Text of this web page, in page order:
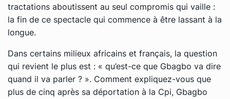
tractations aboutissent au seul compromis qui vaille :
la fin de ce spectacle qui commence à être lassant à la
longue.
Dans certains milieux africains et français, la question
qui revient le plus est : « qu’est-ce que Gbagbo va dire
quand il va parler ? ». Comment expliquez-vous que
plus de cinq après sa déportation à la Cpi, Gbagbo